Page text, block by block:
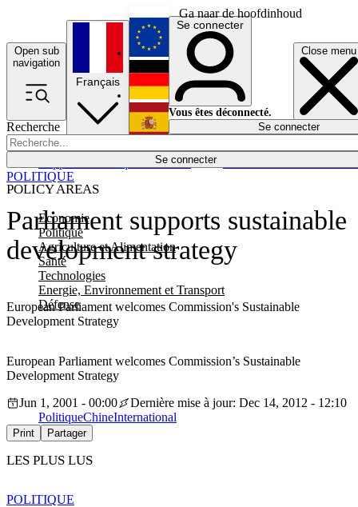
Ga naar de hoofdinhoud
Open sub
navigation
Close menu
Recherche
Se connecter
POLICY AREAS
Economie
Politique
Agriculture et Alimentation
Santé
Technologies
Energie, Environnement et Transport
Défense
Économie
Français
English
Deutsch
Español
Se connecter
Vous êtes déconnecté.
Se connecter
Parliament supports sustainable
development strategy
European Parliament welcomes Commission's Sustainable
Development Strategy
POLITIQUE
European Parliament welcomes Commission’s Sustainable
Development Strategy
Jun 1, 2001 - 00:00
Dernière mise à jour: Dec 14, 2012 - 12:10
PolitiqueChineInternational
Print Partager
LES PLUS LUS
POLITIQUE